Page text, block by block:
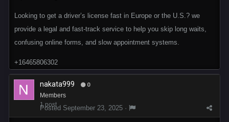
Looking to get a driver’s license fast in Europe or the U.S.? we
provide a legal and fast-track service to help you skip long waits,
confusing online forms, and slow appointment systems.
+16465806302
nakata999 0
Members
1 post
Posted September 23, 2025 ·